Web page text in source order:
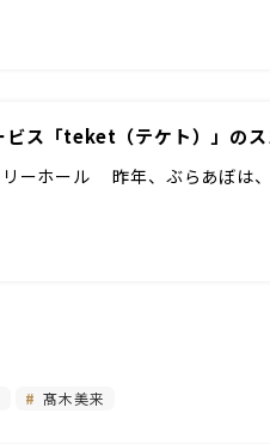
ビス「teket（テケト）」の
リーホール 昨年、ぶらあぼは
髙木美来